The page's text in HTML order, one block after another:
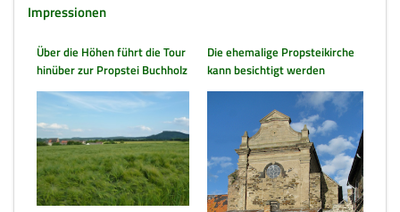
Impressionen
Über die Höhen führt die Tour
hinüber zur Propstei Buchholz
Die ehemalige Propsteikirche
kann besichtigt werden